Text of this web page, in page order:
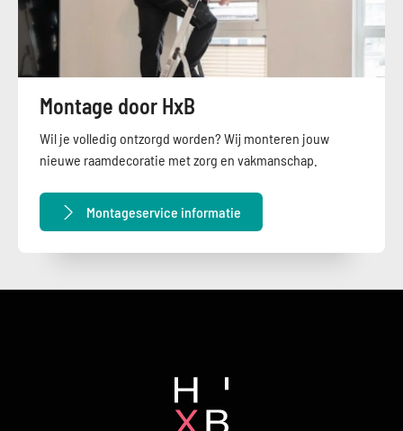
Montage door HxB
Wil je volledig ontzorgd worden? Wij monteren jouw
nieuwe raamdecoratie met zorg en vakmanschap.
Montageservice informatie